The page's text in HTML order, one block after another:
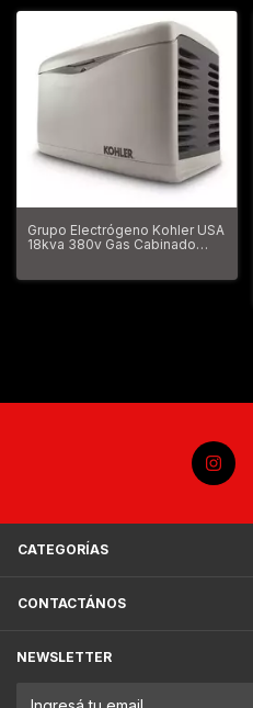
Grupo Electrógeno Kohler USA
18kva 380v Gas Cabinado
CATEGORÍAS
CONTACTÁNOS
NEWSLETTER